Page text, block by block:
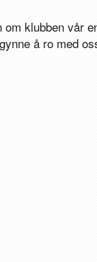
klubben vår
å ro med